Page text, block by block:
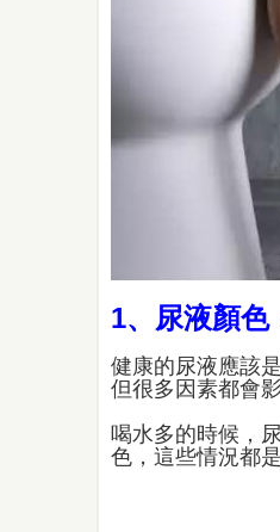
1、尿液顏色
健康的尿液應該
但很多因素都會
喝水多的時候，
色，這些情況都